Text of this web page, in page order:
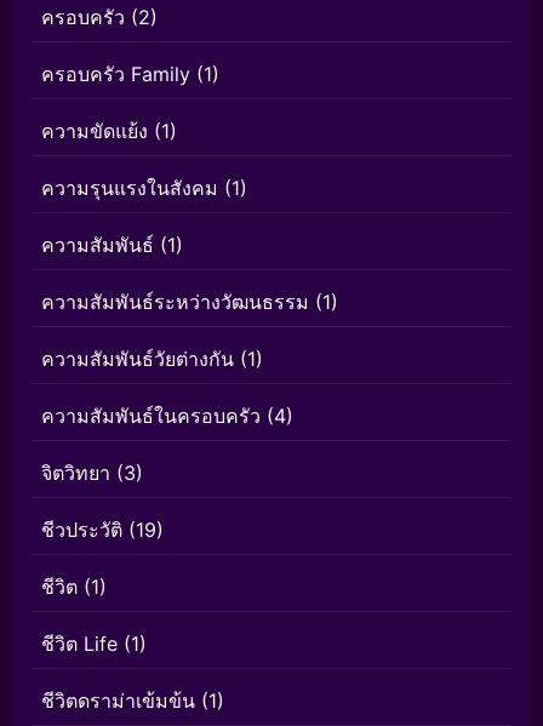
ครอบครัว (2)
ครอบครัว Family (1)
ความขัดแย้ง (1)
ความรุนแรงในสังคม (1)
ความสัมพันธ์ (1)
ความสัมพันธ์ระหว่างวัฒนธรรม (1)
ความสัมพันธ์วัยต่างกัน (1)
ความสัมพันธ์ในครอบครัว (4)
จิตวิทยา (3)
ชีวประวัติ (19)
ชีวิต (1)
ชีวิต Life (1)
ชีวิตดราม่าเข้มข้น (1)